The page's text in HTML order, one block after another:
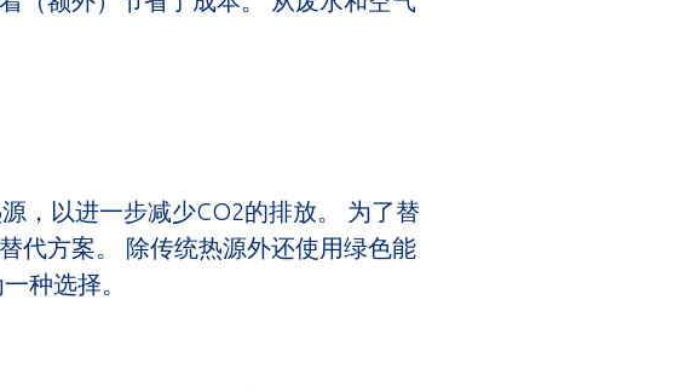
，以进一步减少CO2的排放。 为了替
代方案。 除传统热源外还使用绿色能
种选择。